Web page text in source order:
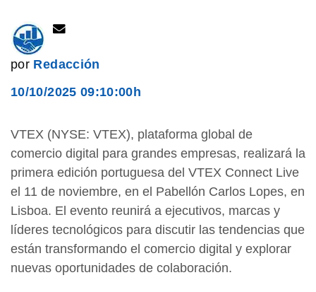
por Redacción
10/10/2025 09:10:00h
VTEX (NYSE: VTEX), plataforma global de
comercio digital para grandes empresas, realizará la
primera edición portuguesa del VTEX Connect Live
el 11 de noviembre, en el Pabellón Carlos Lopes, en
Lisboa. El evento reunirá a ejecutivos, marcas y
líderes tecnológicos para discutir las tendencias que
están transformando el comercio digital y explorar
nuevas oportunidades de colaboración.